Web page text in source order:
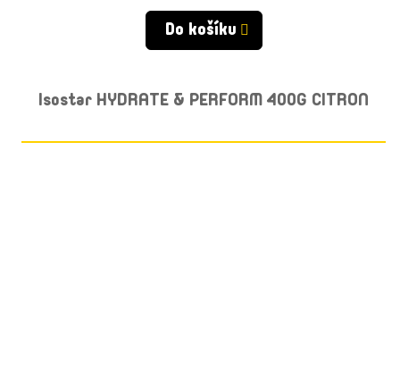
Do košíku
Isostar HYDRATE & PERFORM 400G CITRON